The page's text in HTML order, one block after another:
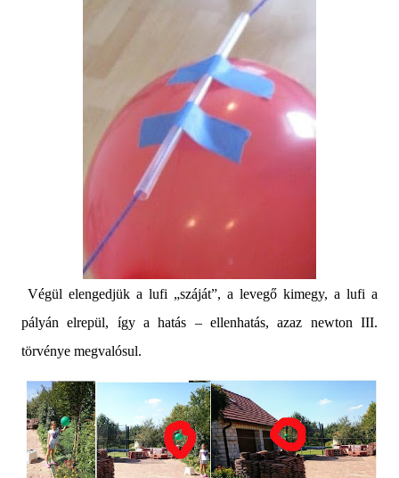
Végül elengedjük a lufi „száját”, a levegő kimegy, a lufi a
pályán elrepül, így a hatás – ellenhatás, azaz newton III.
törvénye megvalósul.